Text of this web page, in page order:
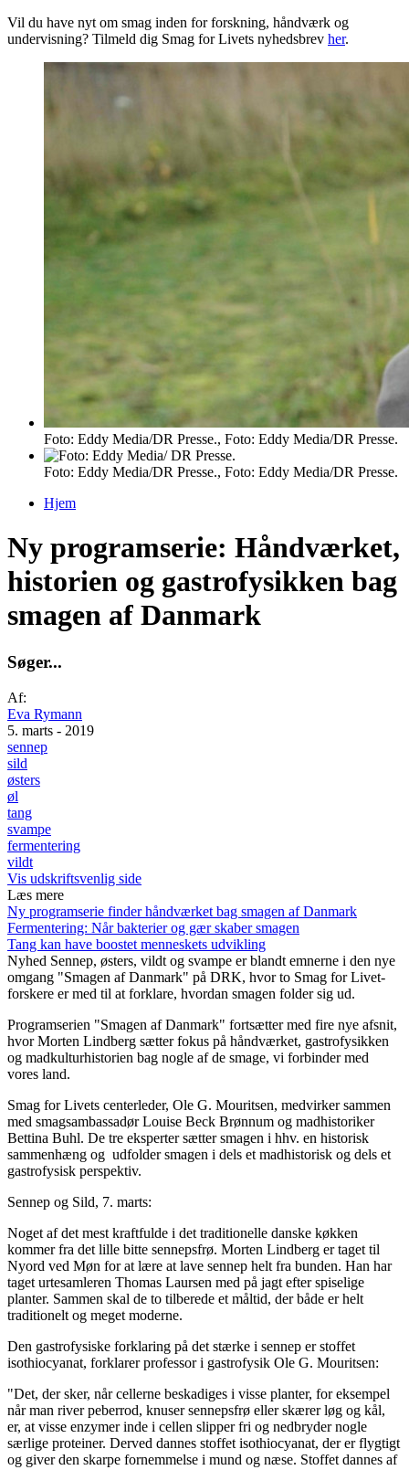
Vil du have nyt om smag inden for forskning, håndværk og
undervisning? Tilmeld dig Smag for Livets nyhedsbrev her.
Foto: Eddy Media/DR Presse., Foto: Eddy Media/DR Presse.
Foto: Eddy Media/DR Presse., Foto: Eddy Media/DR Presse.
Hjem
Ny programserie: Håndværket,
historien og gastrofysikken bag
smagen af Danmark
Søger...
Af:
Eva Rymann
5. marts - 2019
sennep
sild
østers
øl
tang
svampe
fermentering
vildt
Vis udskriftsvenlig side
Læs mere
Ny programserie finder håndværket bag smagen af Danmark
Fermentering: Når bakterier og gær skaber smagen
Tang kan have boostet menneskets udvikling
Nyhed Sennep, østers, vildt og svampe er blandt emnerne i den nye
omgang "Smagen af Danmark" på DRK, hvor to Smag for Livet-
forskere er med til at forklare, hvordan smagen folder sig ud.
Programserien "Smagen af Danmark" fortsætter med fire nye afsnit,
hvor Morten Lindberg sætter fokus på håndværket, gastrofysikken
og madkulturhistorien bag nogle af de smage, vi forbinder med
vores land.
Smag for Livets centerleder, Ole G. Mouritsen, medvirker sammen
med smagsambassadør Louise Beck Brønnum og madhistoriker
Bettina Buhl. De tre eksperter sætter smagen i hhv. en historisk
sammenhæng og udfolder smagen i dels et madhistorisk og dels et
gastrofysisk perspektiv.
Sennep og Sild, 7. marts:
Noget af det mest kraftfulde i det traditionelle danske køkken
kommer fra det lille bitte sennepsfrø. Morten Lindberg er taget til
Nyord ved Møn for at lære at lave sennep helt fra bunden. Han har
taget urtesamleren Thomas Laursen med på jagt efter spiselige
planter. Sammen skal de to tilberede et måltid, der både er helt
traditionelt og meget moderne.
Den gastrofysiske forklaring på det stærke i sennep er stoffet
isothiocyanat, forklarer professor i gastrofysik Ole G. Mouritsen:
"Det, der sker, når cellerne beskadiges i visse planter, for eksempel
når man river peberrod, knuser sennepsfrø eller skærer løg og kål,
er, at visse enzymer inde i cellen slipper fri og nedbryder nogle
særlige proteiner. Derved dannes stoffet isothiocyanat, der er flygtigt
og giver den skarpe fornemmelse i mund og næse. Stoffet dannes af